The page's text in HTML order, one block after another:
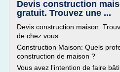
Devis construction
gratuit. Trouvez une ...
Devis construction maison.
de chez vous.
Construction Maison: Quels
construction de maison ?
Vous avez l'intention de faire